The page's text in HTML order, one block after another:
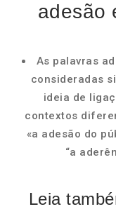
adesão
As palavras
consideradas
ideia de
contextos
«a adesão do
“a
Leia